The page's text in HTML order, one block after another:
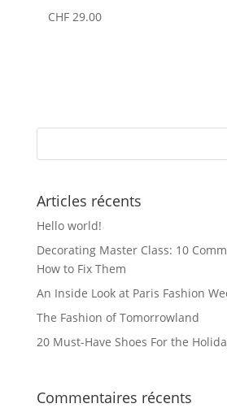
CHF29.00
peuvent
la
du
produit
Articles récents
Hello world!
Decorating Master Class: 10
How to Fix Them
An Inside Look at Paris Fashion
The Fashion of Tomorrowland
20 Must-Have Shoes For the
Commentaires récents